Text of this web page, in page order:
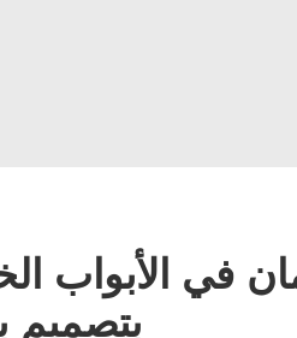
في الأبواب